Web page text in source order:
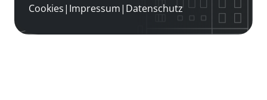
Cookies| Impressum| Datenschutz